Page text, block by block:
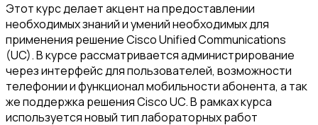
Этот курс делает акцент на предоставлении
необходимых знаний и умений необходимых для
применения решение Cisco Unified Communications
(UC). В курсе рассматривается администрирование
через интерфейс для пользователей, возможности
телефонии и функционал мобильности абонента, а так
же поддержка решения Cisco UC. В рамках курса
используется новый тип лабораторных работ